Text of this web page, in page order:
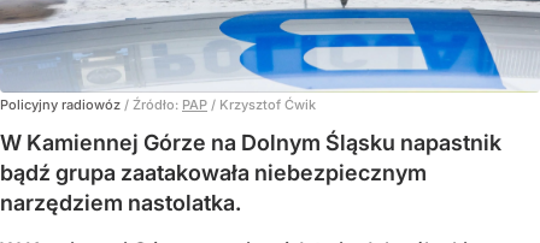
Policyjny radiowóz / Źródło: PAP / Krzysztof Ćwik
W Kamiennej Górze na Dolnym Śląsku napastnik
bądź grupa zaatakowała niebezpiecznym
narzędziem nastolatka.